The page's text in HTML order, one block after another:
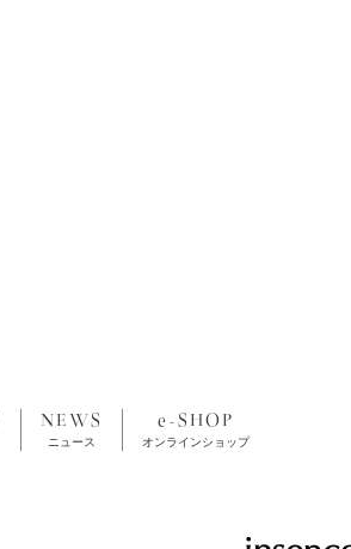
NEWS
ニュース
e-SHOP
オンラインショップ